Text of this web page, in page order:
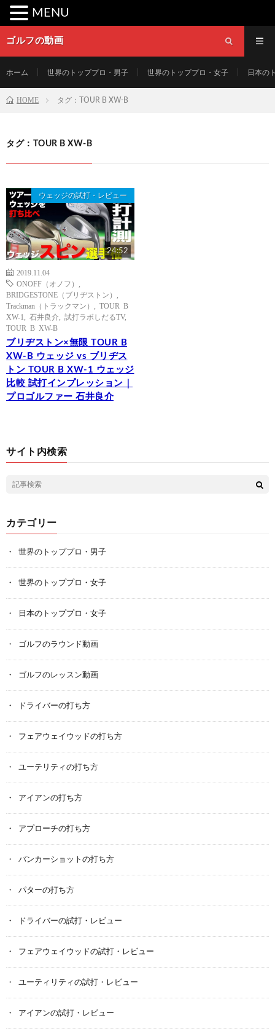
ゴルフの動画
ホーム 世界のトッププロ・男子 世界のトッププロ・女子 日本の
HOME タグ：TOUR B XW-B
タグ：TOUR B XW-B
ウェッジの試打・レビュー
24:52
2019.11.04
ONOFF（オノフ）
BRIDGESTONE（ブリヂストン）
Trackman（トラックマン）
TOUR B
XW-1
石井良介 試打ラボしだるTV,
TOUR B XW-B
ブリヂストン×無限 TOUR B
XW-B ウェッジ vs ブリヂス
トン TOUR B XW-1 ウェッジ
比較 試打インプレッション｜
プロゴルファー 石井良介
サイト内検索
カテゴリー
世界のトッププロ・男子
世界のトッププロ・女子
日本のトッププロ・女子
ゴルフのラウンド動画
ゴルフのレッスン動画
ドライバーの打ち方
フェアウェイウッドの打ち方
ユーテリティの打ち方
アイアンの打ち方
アプローチの打ち方
バンカーショットの打ち方
パターの打ち方
ドライバーの試打・レビュー
フェアウェイウッドの試打・レビュー
ユーティリティの試打・レビュー
アイアンの試打・レビュー
MENU